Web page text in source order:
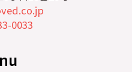
0033